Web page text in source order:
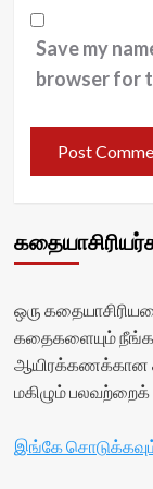
Save my
browser for
ஒரு
கதைகளையும்
ஆயிரக்கணக்கான
மகிழும்
இங்கே